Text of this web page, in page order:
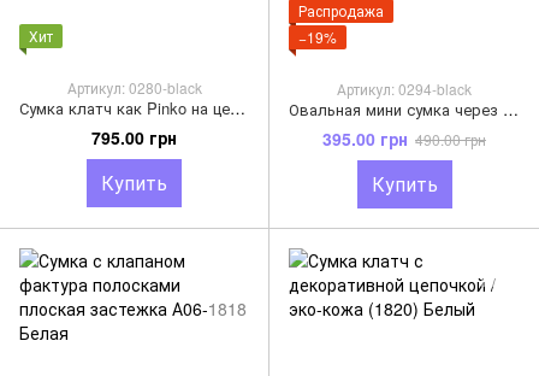
Хит
Артикул: 0280-black
Сумка клатч как Pinko на цепочке / Пинко (0280) Черный
795.00 грн
Купить
Распродажа
−19%
Артикул: 0294-black
Овальная мини сумка через плечо с двумя отделениями (0294) Черный
395.00 грн 490.00 грн
Купить